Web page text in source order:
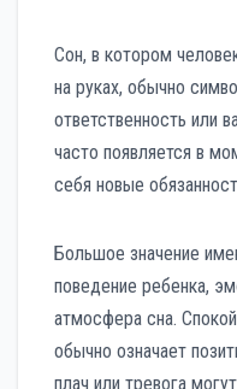
Сон, в котором
на руках, обычно
ответственность или
часто появляется в
себя новые
Большое значение
поведение ребенка,
атмосфера сна.
обычно означает
плач или тревога